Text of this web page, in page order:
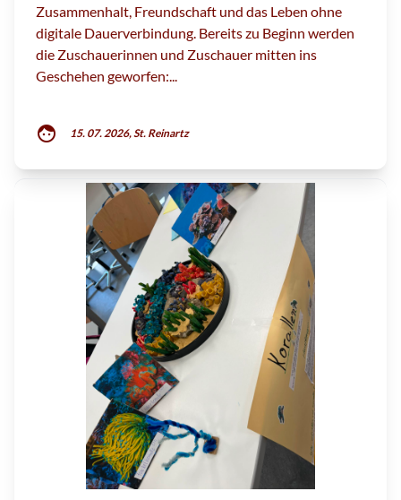
Zusammenhalt, Freundschaft und das Leben ohne
digitale Dauerverbindung. Bereits zu Beginn werden
die Zuschauerinnen und Zuschauer mitten ins
Geschehen geworfen:...
face 15. 07. 2026, St. Reinartz